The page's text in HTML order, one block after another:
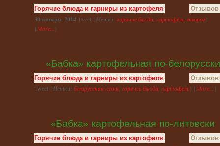
Горячие блюда и гарниры из картофеля Отзывов
30 января, 2014Tweet {Метки: горячие блюда картофель творог}
{More... }
«Бабка» картофельная по-белорусски
Горячие блюда и гарниры из картофеля Отзывов
Tweet {Метки: белорусская кухня горячие блюда картофель} {More... }
«Бабка» картофельная по-литовски
Горячие блюда и гарниры из картофеля Отзывов